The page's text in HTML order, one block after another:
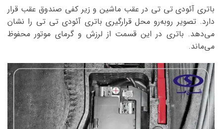
باتری آئودی تی تی در عقب ماشین و زیر کفی صندوق عقب قرار
دارد. تصویر روبه‌رو محل قرارگیری باتری آئودی تی تی را نشان
می‌دهد. باتری در این قسمت از لرزش و گرمای موتور محفوظ
می‌ماند.